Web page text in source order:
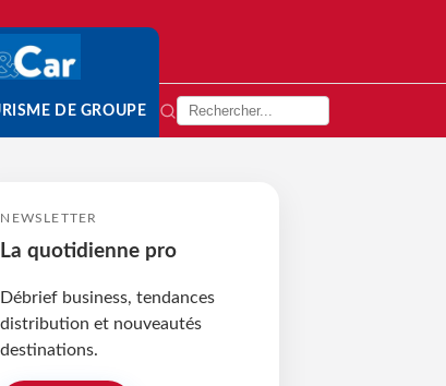
DE GROUPE
NEWSLETTER
La quotidienne pro
Débrief business, tendances
distribution et nouveautés
destinations.